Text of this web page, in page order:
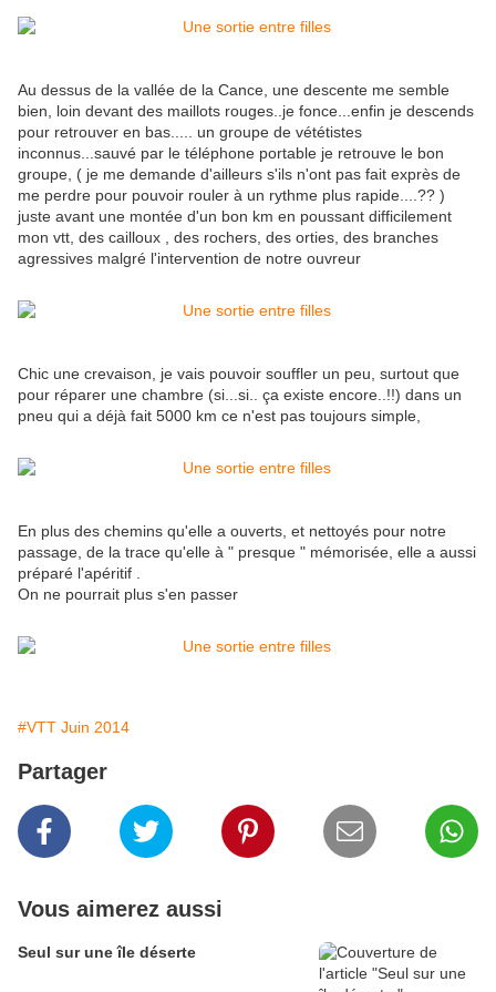
Au dessus de la vallée de la Cance, une descente me semble
bien, loin devant des maillots rouges..je fonce...enfin je descends
pour retrouver en bas..... un groupe de vététistes
inconnus...sauvé par le téléphone portable je retrouve le bon
groupe, ( je me demande d'ailleurs s'ils n'ont pas fait exprès de
me perdre pour pouvoir rouler à un rythme plus rapide....?? )
juste avant une montée d'un bon km en poussant difficilement
mon vtt, des cailloux , des rochers, des orties, des branches
agressives malgré l'intervention de notre ouvreur
Chic une crevaison, je vais pouvoir souffler un peu, surtout que
pour réparer une chambre (si...si.. ça existe encore..!!) dans un
pneu qui a déjà fait 5000 km ce n'est pas toujours simple,
En plus des chemins qu'elle a ouverts, et nettoyés pour notre
passage, de la trace qu'elle à " presque " mémorisée, elle a aussi
préparé l'apéritif .
On ne pourrait plus s'en passer
#VTT Juin 2014
Partager
Vous aimerez aussi
Seul sur une île déserte